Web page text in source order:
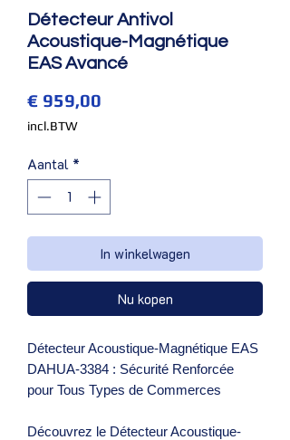
Détecteur Antivol
Acoustique-Magnétique
EAS Avancé
€ 959,00
incl.BTW
Aantal *
In winkelwagen
Nu kopen
Détecteur Acoustique-Magnétique EAS
DAHUA-3384 : Sécurité Renforcée
pour Tous Types de Commerces
Découvrez le Détecteur Acoustique-